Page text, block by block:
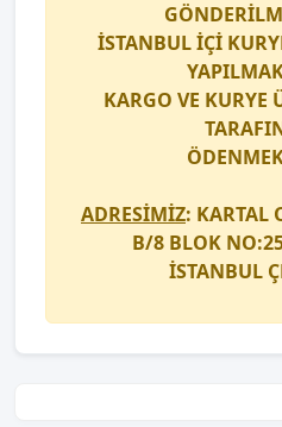
İSTANBUL İÇİ
KARGO VE KURYE
ADRESİMİZ: KARTAL
B/8 BLOK
İSTANBUL